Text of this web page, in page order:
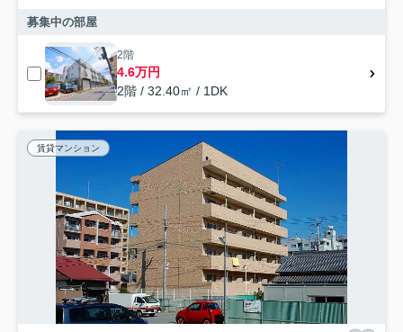
募集中の部屋
2階
4.6万円
2階 / 32.40㎡ / 1DK
賃貸マンション